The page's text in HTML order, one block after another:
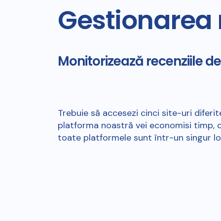
Gestionarea
Monitorizează recenziile
Trebuie să accesezi cinci site-uri
platforma noastră vei economisi timp,
toate platformele sunt într-un singur